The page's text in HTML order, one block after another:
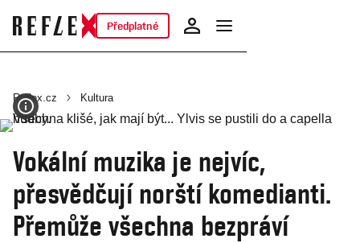
Předplatné
Reflex.cz Kultura
Vokální muzika je nejvíc,
přesvědčují norští komedianti.
Přemůže všechna bezpráví